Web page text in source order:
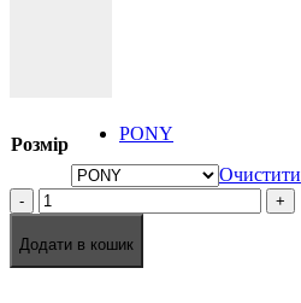
Розмір
PONY
Очистити
- +
Додати в кошик